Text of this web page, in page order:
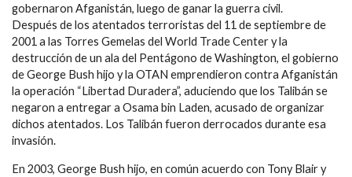
gobernaron Afganistán, luego de ganar la guerra civil.
Después de los atentados terroristas del 11 de septiembre de
2001 a las Torres Gemelas del World Trade Center y ‎la
destrucción de un ala del Pentágono de Washington, el gobierno
de George Bush hijo y la OTAN emprendieron contra Afganistán
la operación “Libertad Duradera”, aduciendo que los Talibán se
negaron a entregar a Osama bin Laden, acusado de organizar
dichos atentados. Los Talibán fueron derrocados durante esa
invasión.
En 2003, George Bush hijo, en común acuerdo con Tony Blair y